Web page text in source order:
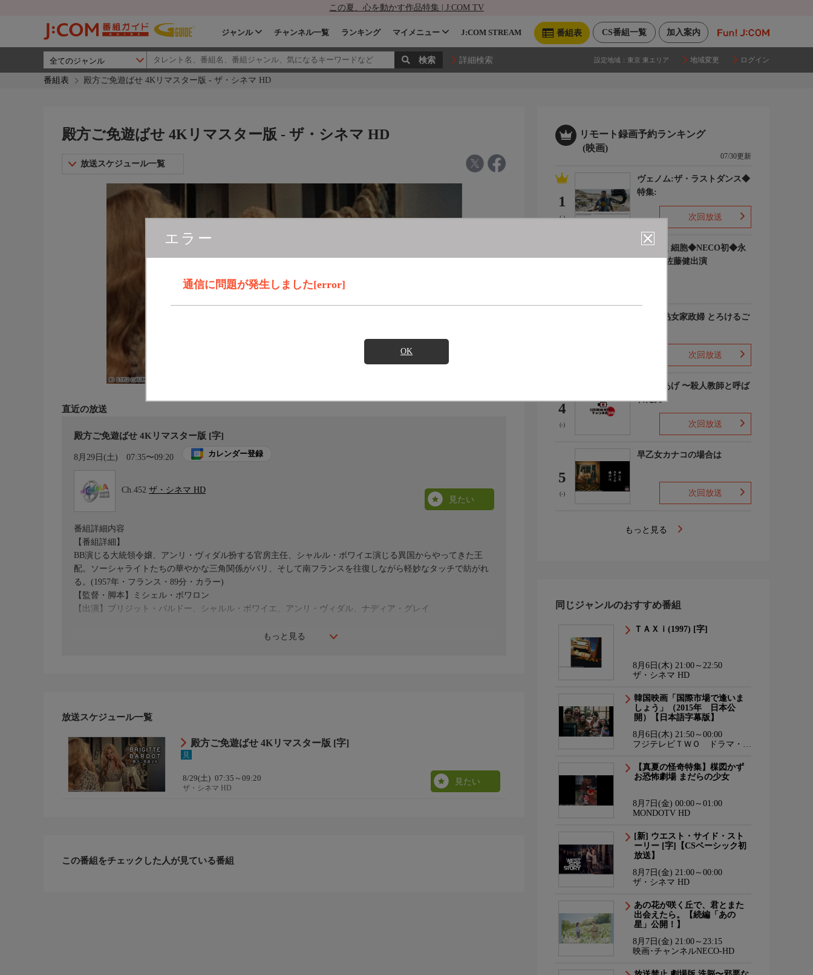
この夏、心を動かす作品特集 | J:COM TV
加入案内
CS番組一覧
番組表
ジャンル チャンネル一覧 ランキング マイメニュー J:COM STREAM
詳細検索 設定地域： 東京 東エリア 地域変更 ログイン
番組表 殿方ご免遊ばせ 4Kリマスター版 - ザ・シネマ HD
エラー
通信に問題が発生しました[error]
OK
殿方ご免遊ばせ 4Kリマスター版 - ザ・シネマ HD
放送スケジュール一覧
直近の放送
殿方ご免遊ばせ 4Kリマスター版 [字]
8月29日(土) 07:35〜09:20 カレンダー登録
Ch.452 ザ・シネマ HD
見たい
もっと見る
番組詳細内容
【番組詳細】
BB演じる大統領令嬢、アンリ・ヴィダル扮する官房主任、シャルル・ボワイエ演じる異国からやってきた王
配。ソーシャライトたちの華やかな三角関係がパリ、そして南フランスを往復しながら軽妙なタッチで紡がれ
る。(1957年・フランス・89分・カラー)
【監督・脚本】ミシェル・ボワロン
【出演】ブリジット・バルドー、シャルル・ボワイエ、アンリ・ヴィダル、ナディア・グレイ
放送スケジュール一覧
殿方ご免遊ばせ 4Kリマスター版 [字]
見
8/29(土) 07:35～09:20
ザ・シネマ HD
見たい
この番組をチェックした人が見ている番組
リモート録画予約ランキング
(映画)
07/30更新
1
(-)
ヴェノム:ザ・ラストダンス◆
特集:
次回放送
はたらく細胞◆NECO初◆永
野芽郁 佐藤健出演
愛しの熟女家政婦 とろけるご
次回放送
4
(-)
でっちあげ 〜殺人教師と呼ば
れた男
次回放送
5
(-)
早乙女カナコの場合は
次回放送
もっと見る
同じジャンルのおすすめ番組
ＴＡＸｉ(1997) [字]
8月6日(木) 21:00～22:50
ザ・シネマ HD
韓国映画「国際市場で逢いま
しょう」（2015年 日本公
開）【日本語字幕版】
8月6日(木) 21:50～00:00
フジテレビＴＷＯ ドラマ・ア
【真夏の怪奇特集】楳図かず
お恐怖劇場 まだらの少女
8月7日(金) 00:00～01:00
MONDOTV HD
[新] ウエスト・サイド・スト
ーリー [字]【CSベーシック初
放送】
8月7日(金) 21:00～00:00
ザ・シネマ HD
あの花が咲く丘で、君とまた
出会えたら。【続編「あの
星」公開！】
8月7日(金) 21:00～23:15
映画･チャンネルNECO-HD